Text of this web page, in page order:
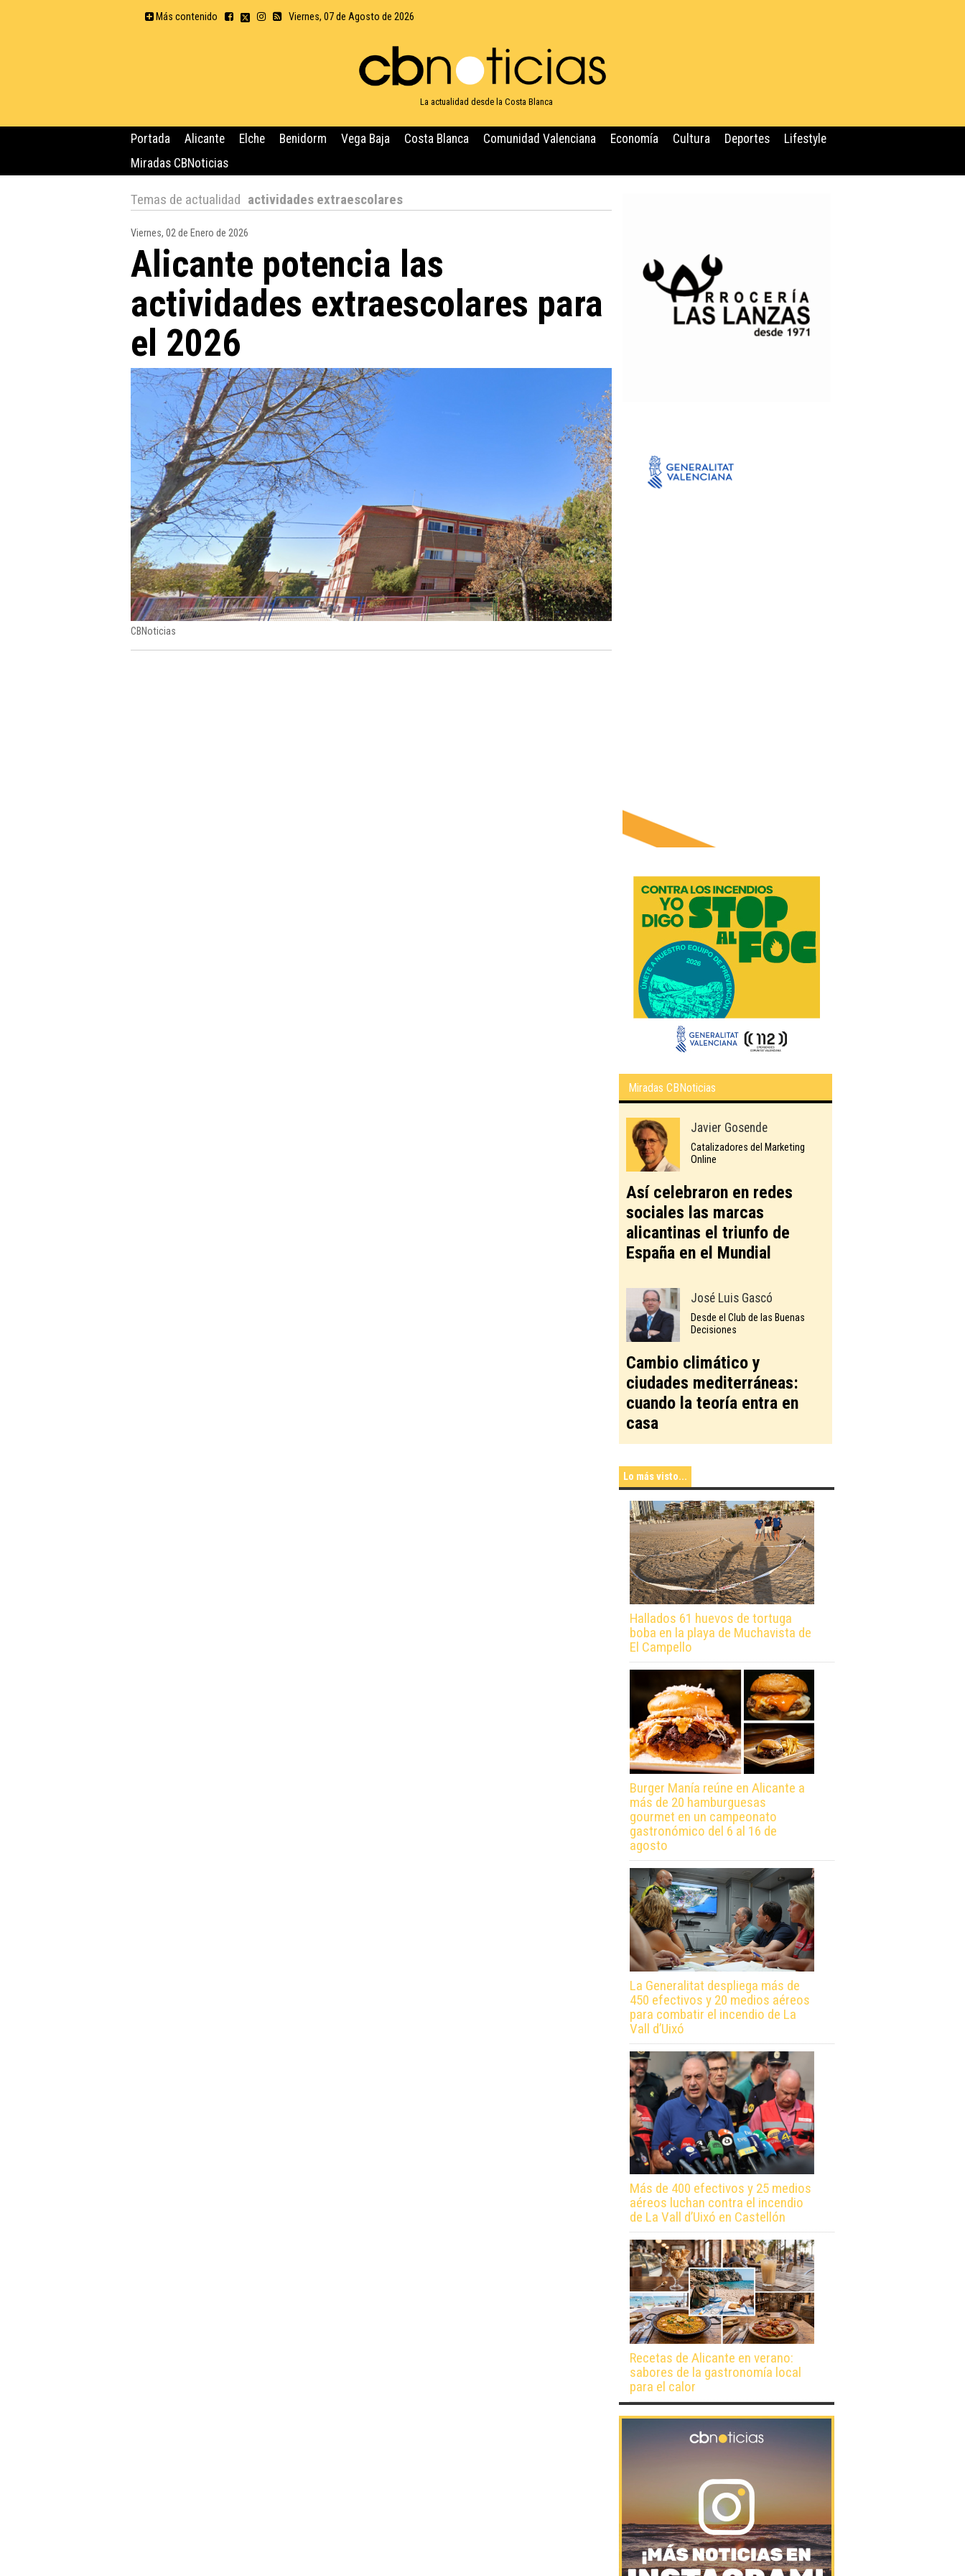
Más contenido Viernes, 07 de Agosto de 2026
La actualidad desde la Costa Blanca
Portada Alicante Elche Benidorm Vega Baja Costa Blanca Comunidad Valenciana Economía Cultura Deportes
Lifestyle
Miradas CBNoticias
Temas de actualidad actividades extraescolares
Viernes, 02 de Enero de 2026
Alicante potencia las
actividades extraescolares para
el 2026
CBNoticias
Miradas CBNoticias
Javier Gosende
Catalizadores del Marketing
Online
Así celebraron en redes
sociales las marcas
alicantinas el triunfo de
España en el Mundial
José Luis Gascó
Desde el Club de las Buenas
Decisiones
Cambio climático y
ciudades mediterráneas:
cuando la teoría entra en
casa
Lo más visto...
Hallados 61 huevos de tortuga
boba en la playa de Muchavista de
El Campello
Burger Manía reúne en Alicante a
más de 20 hamburguesas
gourmet en un campeonato
gastronómico del 6 al 16 de
agosto
La Generalitat despliega más de
450 efectivos y 20 medios aéreos
para combatir el incendio de La
Vall d’Uixó
Más de 400 efectivos y 25 medios
aéreos luchan contra el incendio
de La Vall d’Uixó en Castellón
Recetas de Alicante en verano:
sabores de la gastronomía local
para el calor